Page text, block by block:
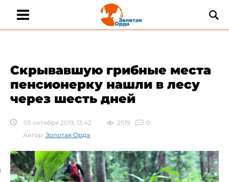
Скрывавшую грибные места
пенсионерку нашли в лесу
через шесть дней
05 октября 2019, 13:42 2519
0
Автор: Золотая Орда